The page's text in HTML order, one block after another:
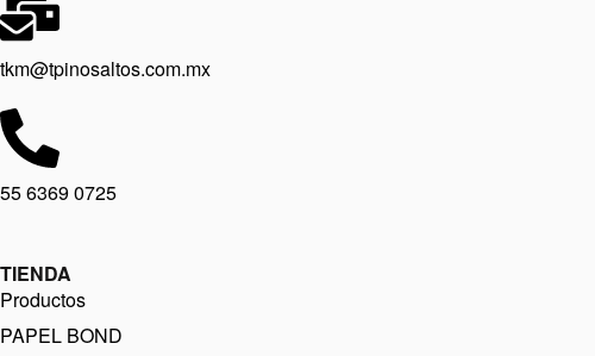
tkm@tpinosaltos.com.mx
55 6369 0725
TIENDA
Productos
PAPEL BOND